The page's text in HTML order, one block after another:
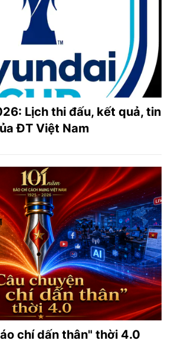
Lịch thi đấu, kết quả, tin
ĐT Việt Nam
chí dấn thân" thời 4.0